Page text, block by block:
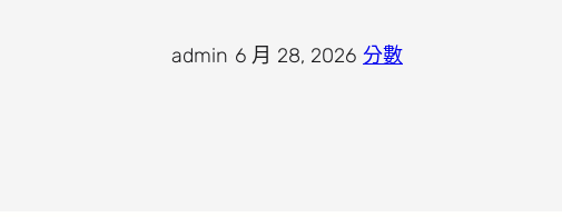
admin 6 月 28, 2026 分數